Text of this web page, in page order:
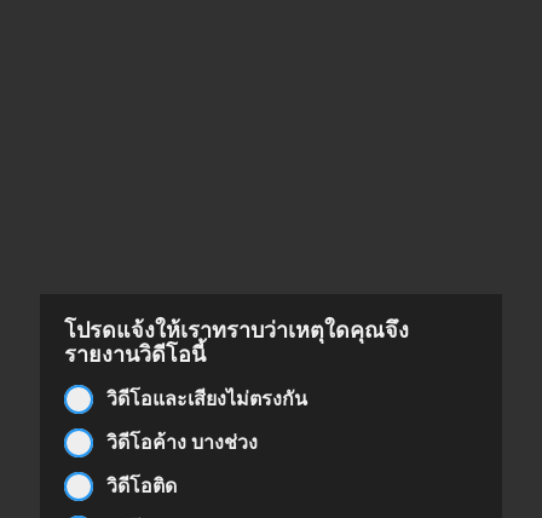
โปรดแจ้งให้เราทราบว่าเหตุใดคุณจึง
รายงานวิดีโอนี้
วิดีโอและเสียงไม่ตรงกัน
วิดีโอค้าง บางช่วง
วิดีโอติด